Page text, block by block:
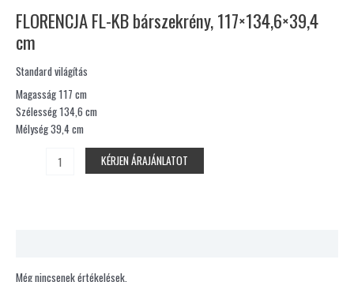
FLORENCJA FL-KB bárszekrény, 117×134,6×39,4
cm
Standard világítás
Magasság 117 cm
Szélesség 134,6 cm
Mélység 39,4 cm
KÉRJEN ÁRAJÁNLATOT
Még nincsenek értékelések.